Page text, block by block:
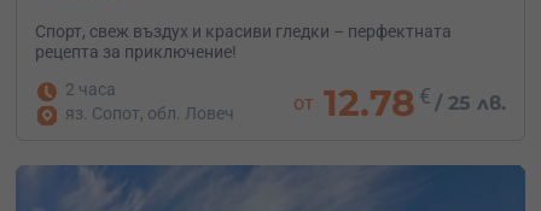
Спорт, свеж въздух и красиви гледки – перфектната
рецепта за приключение!
2 часа
яз. Сопот, обл. Ловеч
от 12.78 € /25 лв.